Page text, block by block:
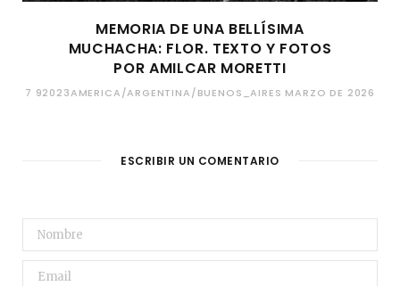
MEMORIA DE UNA BELLÍSIMA
MUCHACHA: FLOR. TEXTO Y FOTOS
POR AMILCAR MORETTI
7 92023AMERICA/ARGENTINA/BUENOS_AIRES MARZO DE 2026
ESCRIBIR UN COMENTARIO